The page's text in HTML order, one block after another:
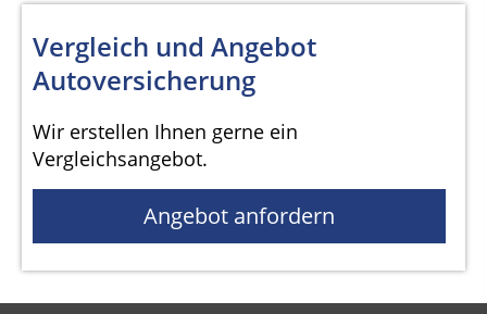
Vergleich und Angebot
Autoversicherung
Wir erstellen Ihnen gerne ein
Vergleichsangebot.
Angebot anfordern